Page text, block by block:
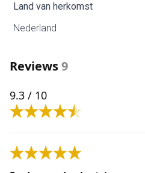
Land van herkomst
Nederland
Reviews9
9.3 / 10